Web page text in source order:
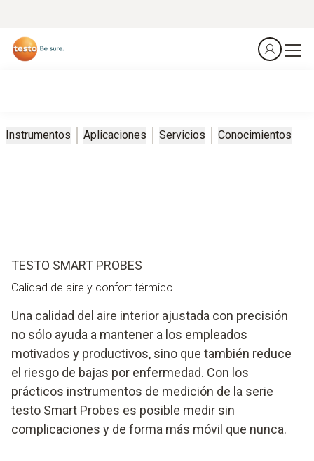
Instrumentos Aplicaciones Servicios Conocimientos
TESTO SMART PROBES
Calidad de aire y confort térmico
Una calidad del aire interior ajustada con precisión
no sólo ayuda a mantener a los empleados
motivados y productivos, sino que también reduce
el riesgo de bajas por enfermedad. Con los
prácticos instrumentos de medición de la serie
testo Smart Probes es posible medir sin
complicaciones y de forma más móvil que nunca.